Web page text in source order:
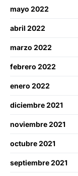
mayo 2022
abril 2022
marzo 2022
febrero 2022
enero 2022
diciembre 2021
noviembre 2021
octubre 2021
septiembre 2021